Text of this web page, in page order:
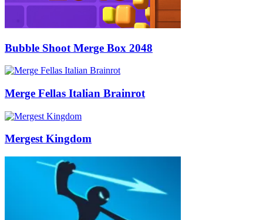
Bubble Shoot Merge Box 2048
Merge Fellas Italian Brainrot
Mergest Kingdom